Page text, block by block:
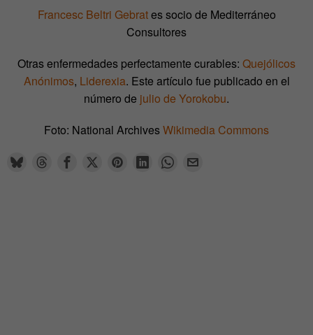
Francesc Beltri Gebrates socio de Mediterráneo
Consultores
Otras enfermedades perfectamente curables: Quejólicos
Anónimos, Liderexia. Este artículo fue publicado en el
número de julio de Yorokobu.
Foto: National ArchivesWikimedia Commons